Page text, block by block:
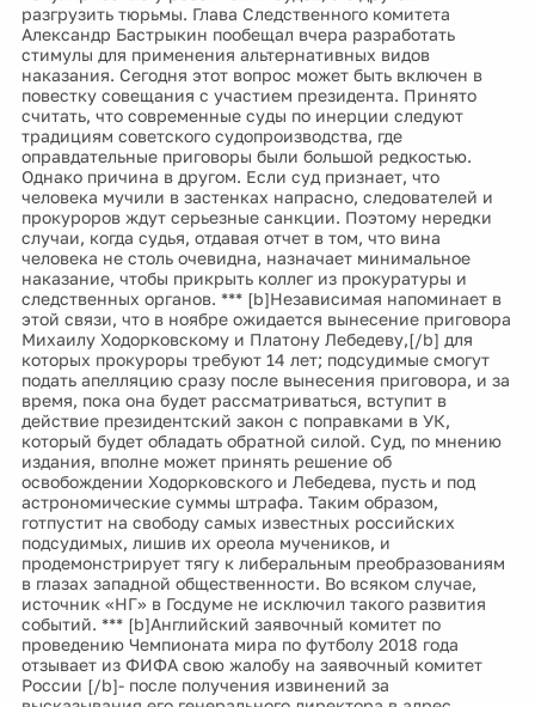
разгрузить тюрьмы. Глава Следственного комитета
Александр Бастрыкин пообещал вчера разработать
стимулы для применения альтернативных видов
наказания. Сегодня этот вопрос может быть включен в
повестку совещания с участием президента. Принято
считать, что современные суды по инерции следуют
традициям советского судопроизводства, где
оправдательные приговоры были большой редкостью.
Однако причина в другом. Если суд признает, что
человека мучили в застенках напрасно, следователей и
прокуроров ждут серьезные санкции. Поэтому нередки
случаи, когда судья, отдавая отчет в том, что вина
человека не столь очевидна, назначает минимальное
наказание, чтобы прикрыть коллег из прокуратуры и
следственных органов. *** [b]Независимая напоминает в
этой связи, что в ноябре ожидается вынесение приговора
Михаилу Ходорковскому и Платону Лебедеву,[/b] для
которых прокуроры требуют 14 лет; подсудимые смогут
подать апелляцию сразу после вынесения приговора, и за
время, пока она будет рассматриваться, вступит в
действие президентский закон с поправками в УК,
который будет обладать обратной силой. Суд, по мнению
издания, вполне может принять решение об
освобождении Ходорковского и Лебедева, пусть и под
астрономические суммы штрафа. Таким образом,
готпустит на свободу самых известных российских
подсудимых, лишив их ореола мучеников, и
продемонстрирует тягу к либеральным преобразованиям
в глазах западной общественности. Во всяком случае,
источник «НГ» в Госдуме не исключил такого развития
событий. *** [b]Английский заявочный комитет по
проведению Чемпионата мира по футболу 2018 года
отзывает из ФИФА свою жалобу на заявочный комитет
России [/b]- после получения извинений за